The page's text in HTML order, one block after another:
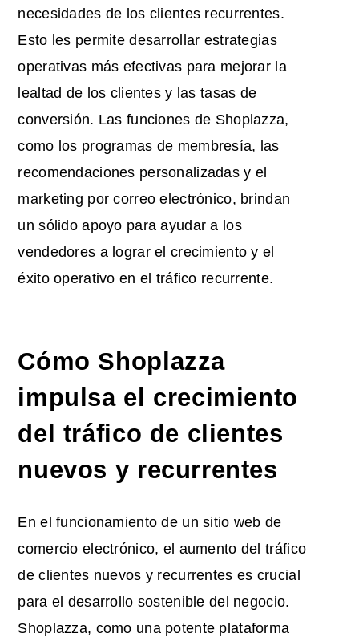
necesidades de los clientes recurrentes.
Esto les permite desarrollar estrategias
operativas más efectivas para mejorar la
lealtad de los clientes y las tasas de
conversión. Las funciones de Shoplazza,
como los programas de membresía, las
recomendaciones personalizadas y el
marketing por correo electrónico, brindan
un sólido apoyo para ayudar a los
vendedores a lograr el crecimiento y el
éxito operativo en el tráfico recurrente.
Cómo Shoplazza
impulsa el crecimiento
del tráfico de clientes
nuevos y recurrentes
En el funcionamiento de un sitio web de
comercio electrónico, el aumento del tráfico
de clientes nuevos y recurrentes es crucial
para el desarrollo sostenible del negocio.
Shoplazza, como una potente plataforma